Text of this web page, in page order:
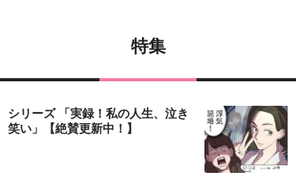
特集
シリーズ 「実録！私の人生、泣き
笑い」【絶賛更新中！】